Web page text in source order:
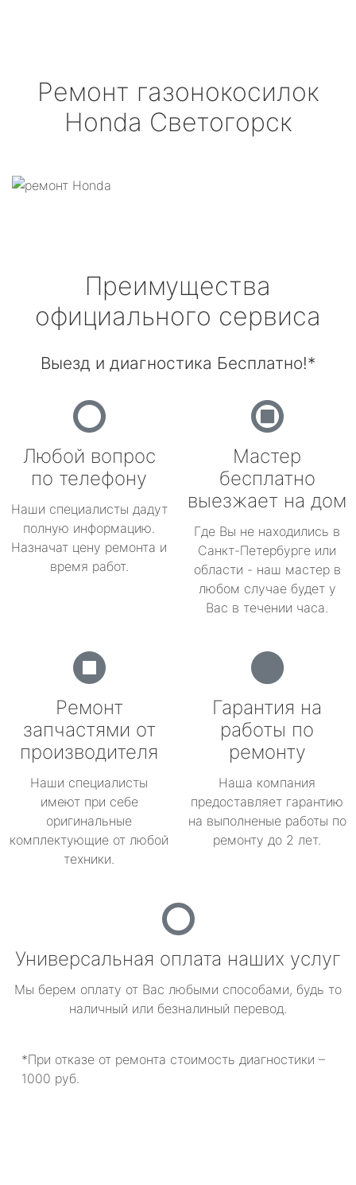
Ремонт газонокосилок
Honda Светогорск
Преимущества
официального сервиса
Выезд и диагностика Бесплатно!*
Любой вопрос
по телефону
Наши специалисты дадут
полную информацию.
Назначат цену ремонта и
время работ.
Мастер
бесплатно
выезжает на дом
Где Вы не находились в
Санкт-Петербурге или
области - наш мастер в
любом случае будет у
Вас в течении часа.
Ремонт
запчастями от
производителя
Наши специалисты
имеют при себе
оригинальные
комплектующие от любой
техники.
Гарантия на
работы по
ремонту
Наша компания
предоставляет гарантию
на выполненые работы по
ремонту до 2 лет.
Универсальная оплата наших услуг
Мы берем оплату от Вас любыми способами, будь то
наличный или безналиный перевод.
*При отказе от ремонта стоимость диагностики –
1000 руб.